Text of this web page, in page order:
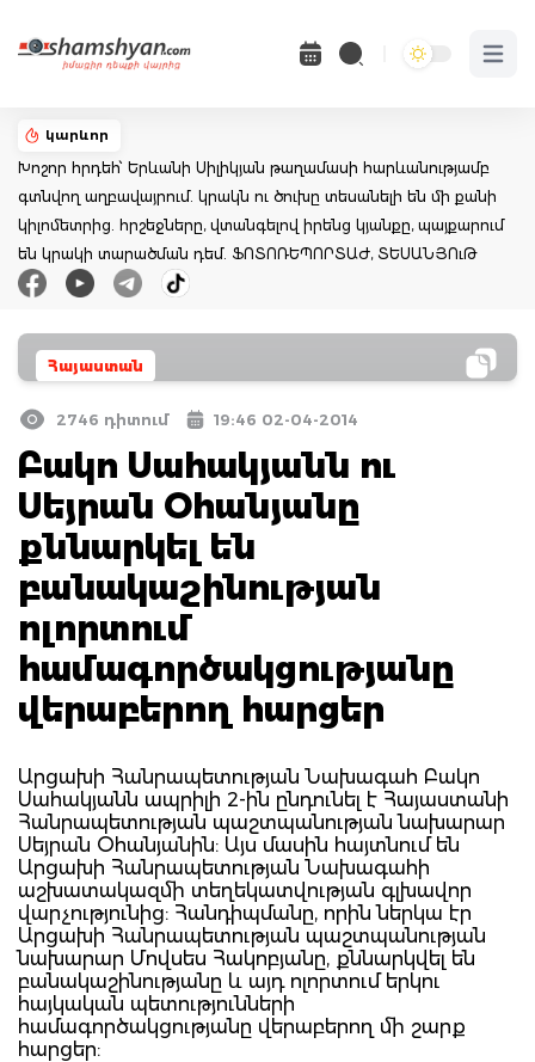
Open
կարևոր
Խոշոր հրդեհ՝ Երևանի Սիլիկյան թաղամասի հարևանությամբ
գտնվող աղբավայրում. կրակն ու ծուխը տեսանելի են մի քանի
կիլոմետրից. հրշեջները, վտանգելով իրենց կյանքը, պայքարում
են կրակի տարածման դեմ. ՖՈՏՈՌԵՊՈՐՏԱԺ, ՏԵՍԱՆՅՈւԹ
Հայաստան
2746 դիտում 19:46 02-04-2014
Բակո Սահակյանն ու
Սեյրան Օհանյանը
քննարկել են
բանակաշինության
ոլորտում
համագործակցությանը
վերաբերող հարցեր
Արցախի Հանրապետության Նախագահ Բակո
Սահակյանն ապրիլի 2-ին ընդունել է Հայաստանի
Հանրապետության պաշտպանության նախարար
Սեյրան Օհանյանին: Այս մասին հայտնում են
Արցախի Հանրապետության Նախագահի
աշխատակազմի տեղեկատվության գլխավոր
վարչությունից: Հանդիպմանը, որին ներկա էր
Արցախի Հանրապետության պաշտպանության
նախարար Մովսես Հակոբյանը, քննարկվել են
բանակաշինությանը և այդ ոլորտում երկու
հայկական պետությունների
համագործակցությանը վերաբերող մի շարք
հարցեր: